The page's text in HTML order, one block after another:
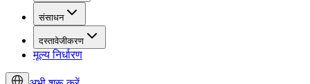
संसाधन
दस्तावेजीकरण
मूल्य निर्धारण